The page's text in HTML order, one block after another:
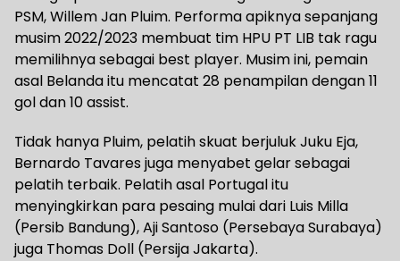
PSM, Willem Jan Pluim. Performa apiknya sepanjang
musim 2022/2023 membuat tim HPU PT LIB tak ragu
memilihnya sebagai best player. Musim ini, pemain
asal Belanda itu mencatat 28 penampilan dengan 11
gol dan 10 assist.
Tidak hanya Pluim, pelatih skuat berjuluk Juku Eja,
Bernardo Tavares juga menyabet gelar sebagai
pelatih terbaik. Pelatih asal Portugal itu
menyingkirkan para pesaing mulai dari Luis Milla
(Persib Bandung), Aji Santoso (Persebaya Surabaya)
juga Thomas Doll (Persija Jakarta).